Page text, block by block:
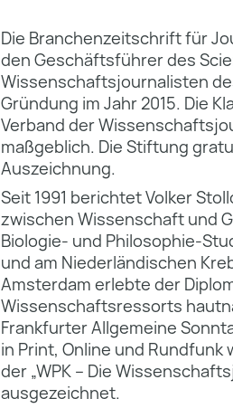
Die Branchenzeitschrift für
den Geschäftsführer des
Wissenschaftsjournalisten
Gründung im Jahr 2015. Die
Verband der
maßgeblich. Die Stiftung
Auszeichnung.
Seit 1991 berichtet Volker
zwischen Wissenschaft und
Biologie- und Philosophie-
und am Niederländischen
Amsterdam erlebte der
Wissenschaftsressorts
Frankfurter Allgemeine
in Print, Online und
der „WPK – Die
ausgezeichnet.